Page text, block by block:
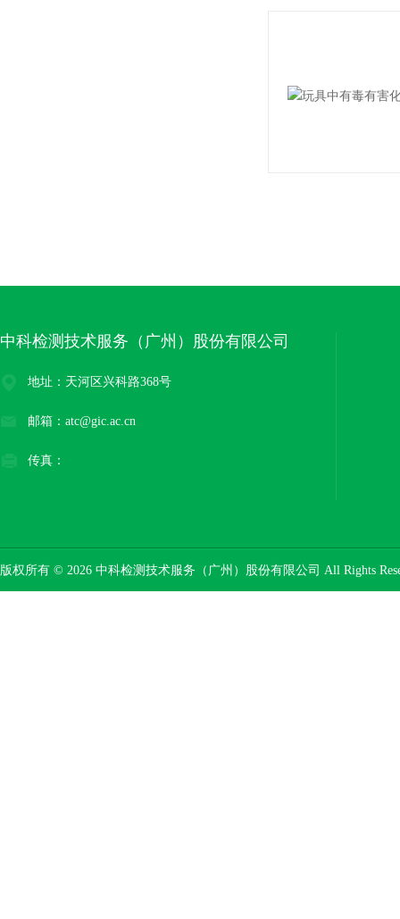
中科检测技术服务（广州）股份有限公司
地址：天河区兴科路368号
邮箱：atc@gic.ac.cn
传真：
版权所有 © 2026 中科检测技术服务（广州）股份有限公司 All Rights